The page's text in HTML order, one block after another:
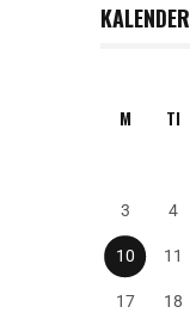
KALENDER
M TI
3 4
10 11
17 18